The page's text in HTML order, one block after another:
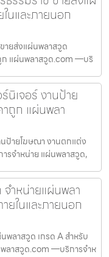
นและภายนอก
ายส่งแผ่นพลาสวูด
ก แผ่นพลาสวูด.com —บริ
นิเจอร์ งานป้าย
ถูก แผ่นพลา
ป้ายโฆษณา งานตกแต่ง
รจำหน่าย แผ่นพลาสวูด,
ำหน่ายแผ่นพลา
ยในและภายนอก
ลาสวูด เกรด A สำหรับ
ลาสวูด.com —บริการจำห